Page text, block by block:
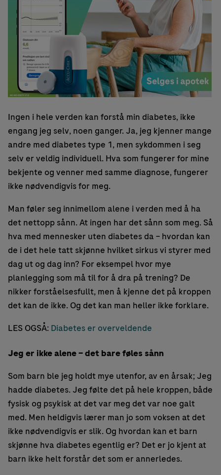
Ingen i hele verden kan forstå min diabetes, ikke
engang jeg selv, noen ganger. Ja, jeg kjenner mange
andre med diabetes type 1, men sykdommen i seg
selv er veldig individuell. Hva som fungerer for mine
bekjente og venner med samme diagnose, fungerer
ikke nødvendigvis for meg.
Man føler seg innimellom alene i verden med å ha
det nettopp sånn. At ingen har det sånn som meg. Så
hva med mennesker uten diabetes da – hvordan kan
de i det hele tatt skjønne hvilket sirkus vi styrer med
dag ut og dag inn? For eksempel hvor mye
planlegging som må til for å dra på trening? De
nikker forståelsesfullt, men å kjenne det på kroppen
det kan de ikke. Og det kan man heller ikke forklare.
LES OGSÅ: Diabetes er overveldende
Jeg er ikke alene – det bare føles sånn
Som barn ble jeg holdt mye utenfor, av en årsak; Jeg
hadde diabetes. Jeg følte det på hele kroppen, både
fysisk og psykisk at det var meg det var noe galt
med. Men heldigvis lærer man jo som voksen at det
ikke nødvendigvis er slik. Og hvordan kan et barn
skjønne hva diabetes egentlig er? Det er jo kjent at
barn ikke helt forstår det som er annerledes.